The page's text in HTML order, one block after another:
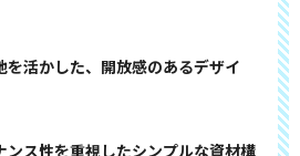
を活かした、開放感のあるデザイ
ンス性を重視したシンプルな資材構